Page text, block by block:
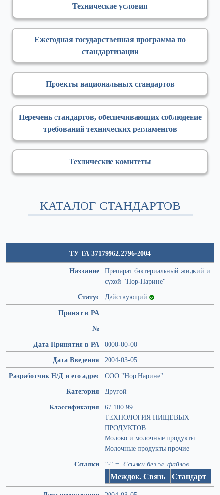
Технические условия
Ежегодная государственная программа по
стандартизации
Проекты национальных стандартов
Перечень стандартов, обеспечивающих соблюдение
требований технических регламентов
Технические комитеты
КАТАЛОГ СТАНДАРТОВ
ТУ ТА 37179962.2796-2004
Название Препарат бактериальный жидкий и
сухой "Нор-Нарине"
Статус Действующий
Принят в РА
№
Дата Принятия в РА 0000-00-00
Дата Введения
2004-03-05
Разработчик Н/Д и его адрес ООО "Нор Нарине"
Категория
Другой
Классификация
67.100.99
ТЕХНОЛОГИЯ ПИЩЕВЫХ
ПРОДУКТОВ
Молоко и молочные продукты
Молочные продукты прочие
Ссылки
"-" = Ссылки без эл. файлов
Междок. Связь Стандарт